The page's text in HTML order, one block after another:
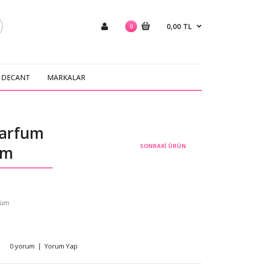
0 0,00 TL
MARKALAR
SONRAKI ÜRÜN
0 yorum | Yorum Yap